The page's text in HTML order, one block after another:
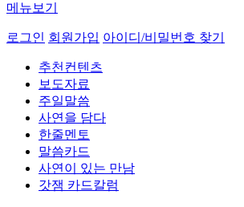
메뉴보기
로그인 회원가입 아이디/비밀번호 찾기
추천컨텐츠
보도자료
주일말씀
사연을 담다
한줄멘토
말씀카드
사연이 있는 만남
갓잼 카드칼럼